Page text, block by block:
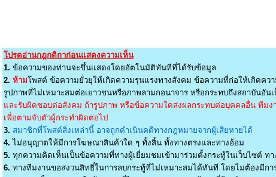
โปรดอ่านกฎกติกาก่อนแสดงความเห็น
1. ข้อความของท่านจะขึ้นแสดงโดยอัตโนมัติทันทีที่ได้รับข้อมูล
2. ห้ามโพสต์ ข้อความยั่วยุให้เกิดความรุนแรงทางสังคม ข้อความที่ก่อให้เกิดคว
รูปภาพที่ไม่เหมาะสมต่อเยาวชนหรือภาพลามกอนาจาร หรือกระทบถึงสถาบันอันเ
และรับผิดชอบต่อสังคม ถ้ารูปภาพ หรือข้อความใดส่งผลกระทบต่อบุคคลอื่น ทีมง
เพื่อตามจับตัวผู้กระทำผิดต่อไป
3. สมาชิกที่โพสต์สิ่งเหล่านี้ อาจถูกดำเนินคดีทางกฎหมายจากผู้เสียหายได้
4. ไม่อนุญาตให้มีการโฆษณาสินค้าใด ๆ ทั้งสิ้น ทั้งทางตรงและทางอ้อม
5. ทุกความคิดเห็นเป็นข้อความที่ทางผู้เยี่ยมชมเข้ามาร่วมตั้งกระทู้ในเว็บไซต์ ท
6. ทางทีมงานขอสงวนสิทธิ์ในการลบกระทู้ที่ไม่เหมาะสมได้ทันที โดยไม่ต้องมีก